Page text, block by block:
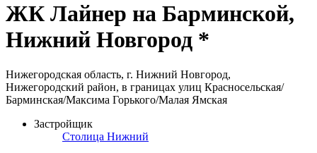
ЖК Лайнер на Барминской,
Нижний Новгород *
Нижегородская область, г. Нижний Новгород,
Нижегородский район, в границах улиц Красносельская/
Барминская/Максима Горького/Малая Ямская
Застройщик
Столица Нижний